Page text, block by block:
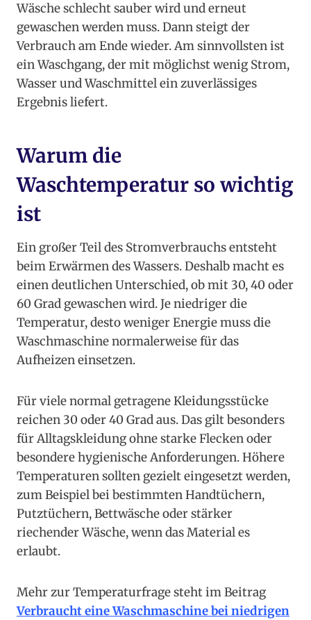
Wäsche schlecht sauber wird und erneut
gewaschen werden muss. Dann steigt der
Verbrauch am Ende wieder. Am sinnvollsten ist
ein Waschgang, der mit möglichst wenig Strom,
Wasser und Waschmittel ein zuverlässiges
Ergebnis liefert.
Warum die
Waschtemperatur so wichtig
ist
Ein großer Teil des Stromverbrauchs entsteht
beim Erwärmen des Wassers. Deshalb macht es
einen deutlichen Unterschied, ob mit 30, 40 oder
60 Grad gewaschen wird. Je niedriger die
Temperatur, desto weniger Energie muss die
Waschmaschine normalerweise für das
Aufheizen einsetzen.
Für viele normal getragene Kleidungsstücke
reichen 30 oder 40 Grad aus. Das gilt besonders
für Alltagskleidung ohne starke Flecken oder
besondere hygienische Anforderungen. Höhere
Temperaturen sollten gezielt eingesetzt werden,
zum Beispiel bei bestimmten Handtüchern,
Putztüchern, Bettwäsche oder stärker
riechender Wäsche, wenn das Material es
erlaubt.
Mehr zur Temperaturfrage steht im Beitrag
Verbraucht eine Waschmaschine bei niedrigen